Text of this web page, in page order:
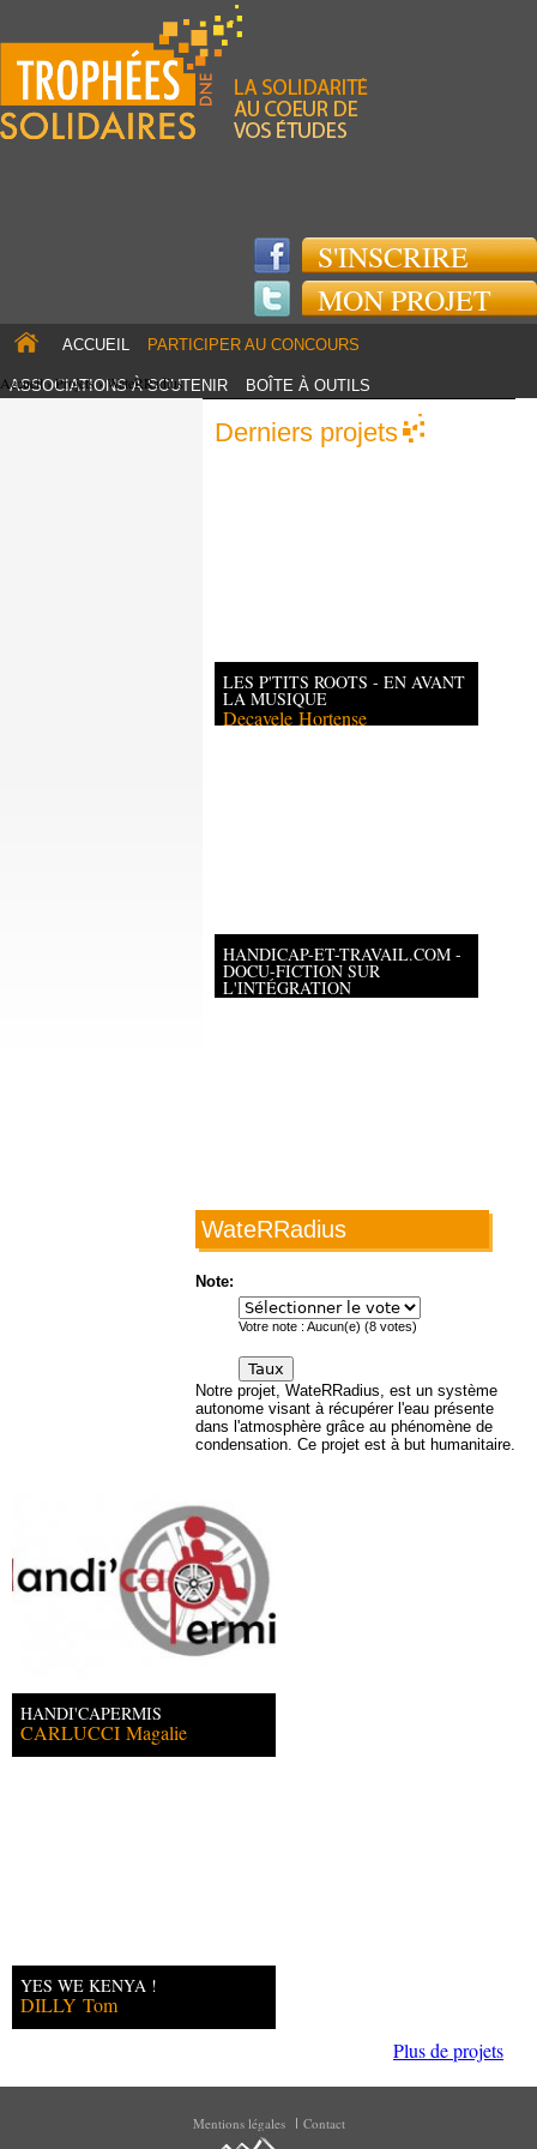
Jump to navigation
S'INSCRIRE
MON PROJET
ACCUEIL PARTICIPER AU CONCOURS
ASSOCIATIONS À SOUTENIR BOÎTE À OUTILS
PARTENAIRES ACTUS
Accueil›Projets›WateRRadius
WateRRadius
Note:
Votre note : Aucun(e) (8votes)
Notre projet, WateRRadius, est un système
autonome visant à récupérer l'eau présente
dans l'atmosphère grâce au phénomène de
condensation. Ce projet est à but humanitaire.
Derniers projets
LES P'TITS ROOTS - EN AVANT
LA MUSIQUE
Decavele Hortense
HANDICAP-ET-TRAVAIL.COM -
DOCU-FICTION SUR
L'INTÉGRATION
PROFESSIONNELLE DES
HANDI'CAPERMIS
CARLUCCI Magalie
YES WE KENYA !
DILLY Tom
Plus de projets
Mentions légales Contact